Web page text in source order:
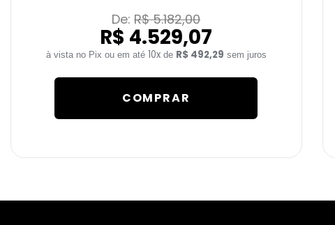
De: R$ 5.182,00
R$ 4.529,07
10xde R$ 492,29 sem juros
COMPRAR